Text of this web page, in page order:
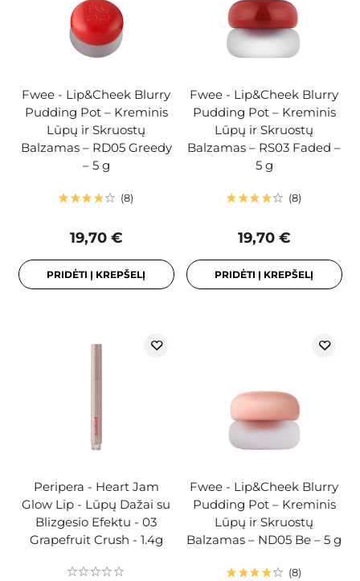
Fwee - Lip&Cheek Blurry
Pudding Pot – Kreminis
Lūpų ir Skruostų
Balzamas – RD05 Greedy
– 5 g
8
19,70 €
PRIDĖTI Į KREPŠELĮ
Fwee - Lip&Cheek Blurry
Pudding Pot – Kreminis
Lūpų ir Skruostų
Balzamas – RS03 Faded –
5 g
8
19,70 €
PRIDĖTI Į KREPŠELĮ
Peripera - Heart Jam
Glow Lip - Lūpų Dažai su
Blizgesio Efektu - 03
Grapefruit Crush - 1.4g
Fwee - Lip&Cheek Blurry
Pudding Pot – Kreminis
Lūpų ir Skruostų
Balzamas – ND05 Be – 5 g
8